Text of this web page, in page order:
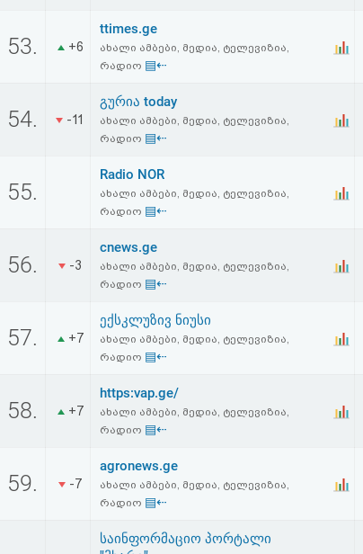
53. +6
ttimes.ge
ახალი ამბები, მედია, ტელევიზია,
რადიო ▤⇠
54. -11
გურია today
ახალი ამბები, მედია, ტელევიზია,
რადიო ▤⇠
55.
Radio NOR
ახალი ამბები, მედია, ტელევიზია,
რადიო ▤⇠
56. -3
cnews.ge
ახალი ამბები, მედია, ტელევიზია,
რადიო ▤⇠
57. +7
ექსკლუზივ ნიუსი
ახალი ამბები, მედია, ტელევიზია,
რადიო ▤⇠
58. +7
https:vap.ge/
ახალი ამბები, მედია, ტელევიზია,
რადიო ▤⇠
59. -7
agronews.ge
ახალი ამბები, მედია, ტელევიზია,
რადიო ▤⇠
საინფორმაციო პორტალი